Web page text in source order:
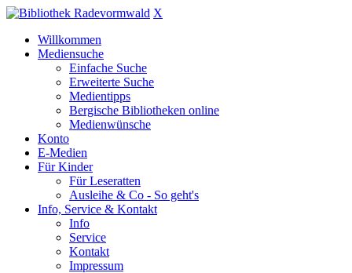
X
Willkommen
Mediensuche
Einfache Suche
Erweiterte Suche
Medientipps
Bergische Bibliotheken online
Medienwünsche
Konto
E-Medien
Für Kinder
Für Leseratten
Ausleihe & Co - So geht's
Info, Service & Kontakt
Info
Service
Kontakt
Impressum